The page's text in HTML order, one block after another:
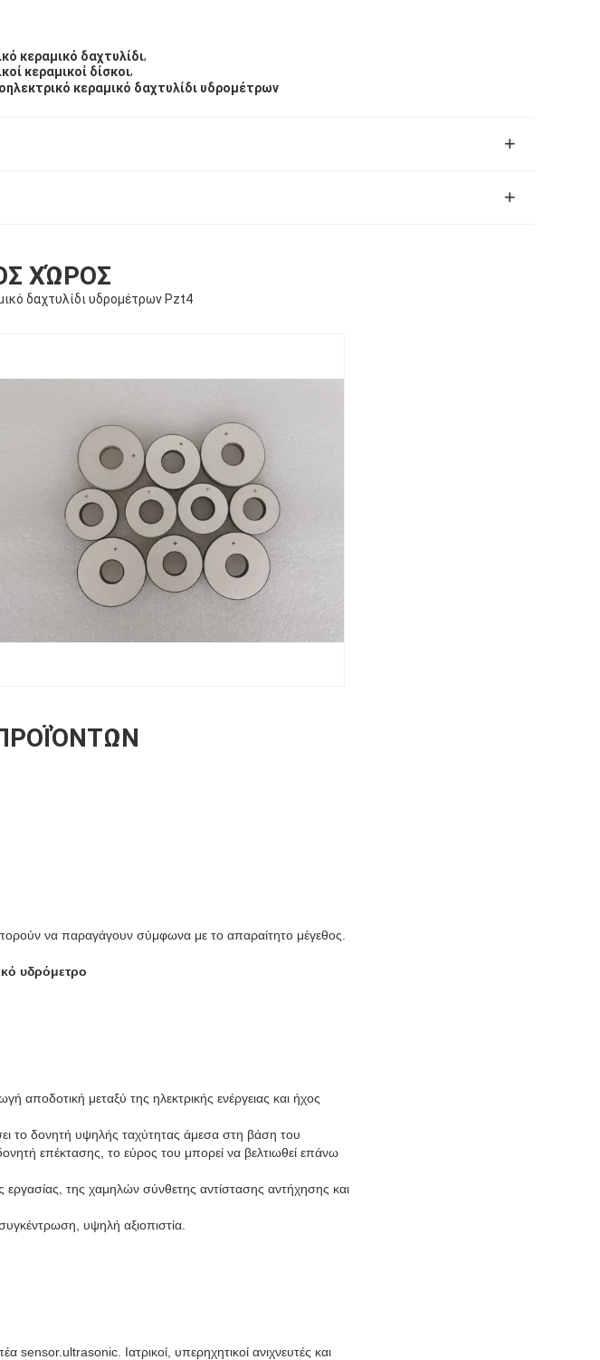
κεραμικό δαχτυλίδι,
κεραμικοί δίσκοι,
κεραμικό δαχτυλίδι υδρομέτρων
ΧΏΡΟΣ
δαχτυλίδι υδρομέτρων Pzt4
να παραγάγουν σύμφωνα με το απαραίτητο μέγεθος.
υδρόμετρο
μεταξύ της ηλεκτρικής ενέργειας και ήχος
το δονητή υψηλής ταχύτητας άμεσα στη βάση του
επέκτασης, το εύρος του μπορεί να βελτιωθεί επάνω
της χαμηλών σύνθετης αντίστασης αντήχησης και
υψηλή αξιοπιστία.
sensor.ultrasonic. Ιατρικοί, υπερηχητικοί ανιχνευτές και